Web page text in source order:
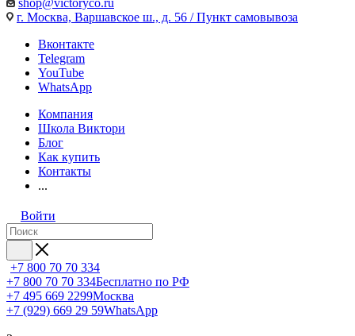
shop@victoryco.ru
г. Москва, Варшавское ш., д. 56 / Пункт самовывоза
Вконтакте
Telegram
YouTube
WhatsApp
Компания
Школа Виктори
Блог
Как купить
Контакты
...
Войти
+7 800 70 70 334
+7 800 70 70 334Бесплатно по РФ
+7 495 669 2299Москва
+7 (929) 669 29 59WhatsApp